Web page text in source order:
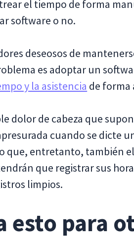
el tiempo de forma
software o no.
deseosos de
es adoptar un
y la asistencia de forma
dolor de cabeza que
cuando se dicte
que, entretanto, también
que registrar sus
limpios.
esto para